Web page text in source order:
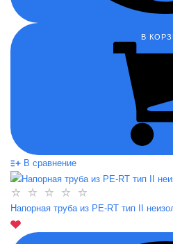
В
В сравнение
Напорная труба из PE-RT тип II